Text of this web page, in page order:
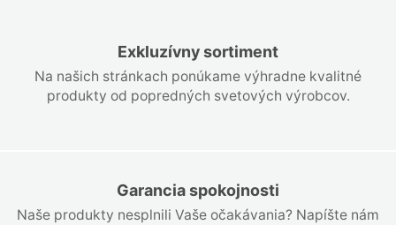
Exkluzívny sortiment
Na našich stránkach ponúkame výhradne kvalitné
produkty od popredných svetových výrobcov.
Garancia spokojnosti
Naše produkty nesplnili Vaše očakávania? Napíšte nám